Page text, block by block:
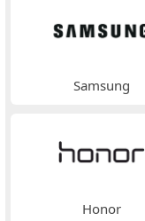
Samsung
Honor